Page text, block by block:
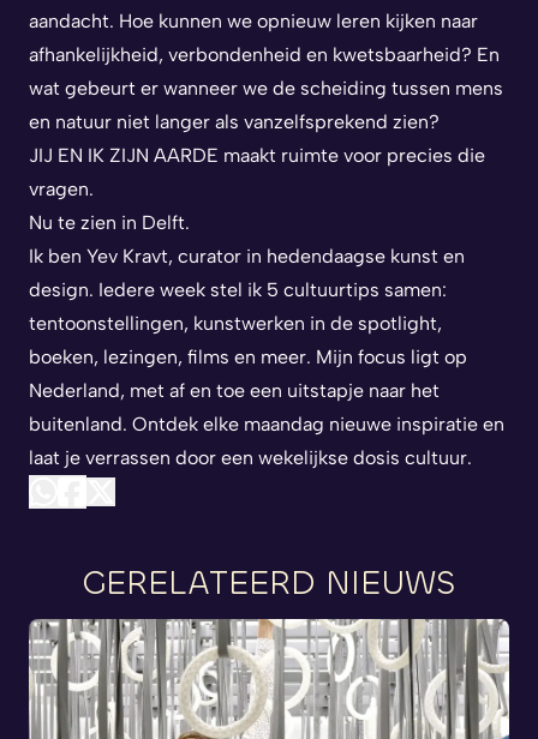
aandacht. Hoe kunnen we opnieuw leren kijken naar
afhankelijkheid, verbondenheid en kwetsbaarheid? En
wat gebeurt er wanneer we de scheiding tussen mens
en natuur niet langer als vanzelfsprekend zien?
JIJ EN IK ZIJN AARDE maakt ruimte voor precies die
vragen.
Nu te zien in Delft.
Ik ben Yev Kravt, curator in hedendaagse kunst en
design. Iedere week stel ik 5 cultuurtips samen:
tentoonstellingen, kunstwerken in de spotlight,
boeken, lezingen, films en meer. Mijn focus ligt op
Nederland, met af en toe een uitstapje naar het
buitenland. Ontdek elke maandag nieuwe inspiratie en
laat je verrassen door een wekelijkse dosis cultuur.
GERELATEERD NIEUWS